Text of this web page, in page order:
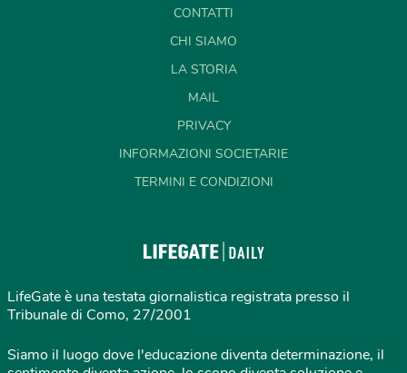
CONTATTI
CHI SIAMO
LA STORIA
MAIL
PRIVACY
INFORMAZIONI SOCIETARIE
TERMINI E CONDIZIONI
LifeGate è una testata giornalistica registrata presso il
Tribunale di Como, 27/2001
Siamo il luogo dove l'educazione diventa determinazione, il